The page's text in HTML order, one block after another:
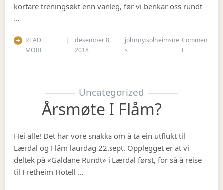
kortare treningsøkt enn vanleg, før vi benkar oss rundt
…
READ
MORE
desember 8,
2018
johnny.solheimsne
s
Commen
ton Julebordet
Uncategorized
Årsmøte I Flåm?
Hei alle! Det har vore snakka om å ta ein utflukt til
Lærdal og Flåm laurdag 22.sept. Opplegget er at vi
deltek på «Galdane Rundt» i Lærdal først, for så å reise
til Fretheim Hotell …